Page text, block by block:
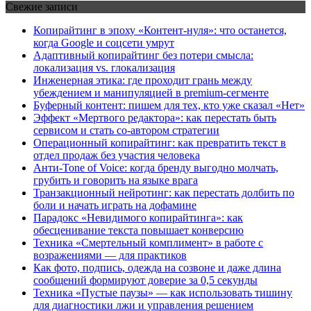
Свежие записи
Копирайтинг в эпоху «Контент-нуля»: что останется,
когда Google и соцсети умрут
Адаптивный копирайтинг без потери смысла:
локализация vs. глокализация
Инженерная этика: где проходит грань между
убеждением и манипуляцией в premium-сегменте
Буферный контент: пишем для тех, кто уже сказал «Нет»
Эффект «Мертвого редактора»: как перестать быть
сервисом и стать со-автором стратегии
Операционный копирайтинг: как превратить текст в
отдел продаж без участия человека
Анти-Tone of Voice: когда бренду выгодно молчать,
грубить и говорить на языке врага
Транзакционный нейротинг: как перестать долбить по
боли и начать играть на дофамине
Парадокс «Невидимого копирайтинга»: как
обесценивание текста повышает конверсию
Техника «Смертельный комплимент» в работе с
возражениями — для практиков
Как фото, подпись, одежда на созвоне и даже длина
сообщений формируют доверие за 0,5 секунды
Техника «Пустые паузы» — как использовать тишину
для диагностики лжи и управления решением